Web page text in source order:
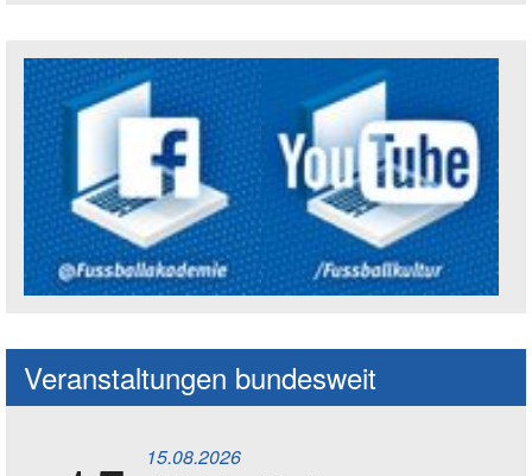
Veranstaltungen bundesweit
15.08.2026